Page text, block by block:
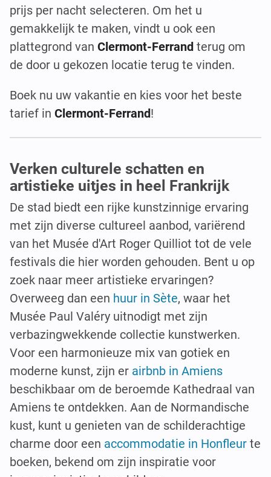
prijs per nacht selecteren. Om het u
gemakkelijk te maken, vindt u ook een
plattegrond van Clermont-Ferrand terug om
de door u gekozen locatie terug te vinden.
Boek nu uw vakantie en kies voor het beste
tarief in Clermont-Ferrand!
Verken culturele schatten en
artistieke uitjes in heel Frankrijk
De stad biedt een rijke kunstzinnige ervaring
met zijn diverse cultureel aanbod, variërend
van het Musée d'Art Roger Quilliot tot de vele
festivals die hier worden gehouden. Bent u op
zoek naar meer artistieke ervaringen?
Overweeg dan een huur in Sète, waar het
Musée Paul Valéry uitnodigt met zijn
verbazingwekkende collectie kunstwerken.
Voor een harmonieuze mix van gotiek en
moderne kunst, zijn er airbnb in Amiens
beschikbaar om de beroemde Kathedraal van
Amiens te ontdekken. Aan de Normandische
kust, kunt u genieten van de schilderachtige
charme door een accommodatie in Honfleur te
boeken, bekend om zijn inspiratie voor